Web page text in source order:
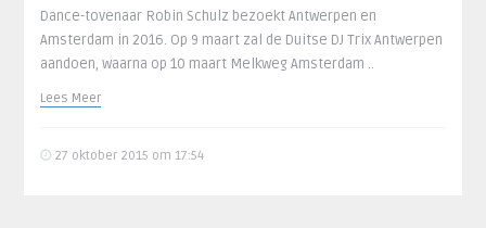
Dance-tovenaar Robin Schulz bezoekt Antwerpen en
Amsterdam in 2016. Op 9 maart zal de Duitse DJ Trix Antwerpen
aandoen, waarna op 10 maart Melkweg Amsterdam ..
Lees Meer
27 oktober 2015 om 17:54